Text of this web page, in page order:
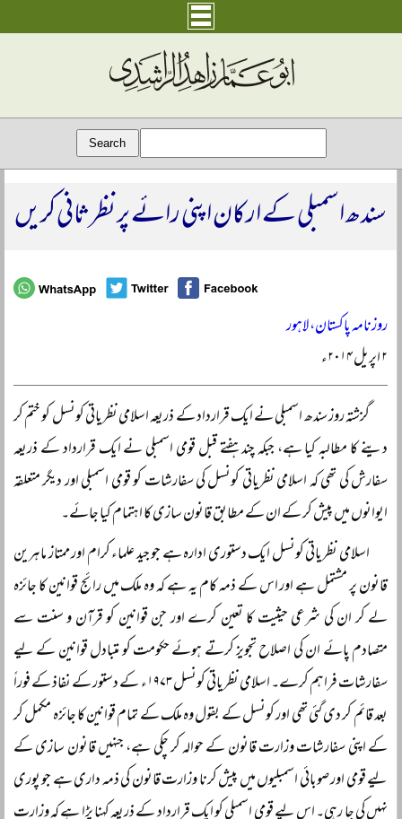
سندھ اسمبلی کے ارکان اپنی رائے پر نظر ثانی کریں
روزنامہ پاکستان، لاہور
۲ اپریل ۲۰۱۴ء
گزشتہ روز سندھ اسمبلی نے ایک قرارداد کے ذریعہ اسلامی نظریاتی کونسل کو ختم کر
دینے کا مطالبہ کیا ہے، جبکہ چند ہفتے قبل قومی اسمبلی نے ایک قرارداد کے ذریعہ
سفارش کی تھی کہ اسلامی نظریاتی کونسل کی سفارشات کو قومی اسمبلی اور دیگر متعلقہ
ایوانوں میں پیش کر کے ان کے مطابق قانون سازی کا اہتمام کیا جائے۔
اسلامی نظریاتی کونسل ایک دستوری ادارہ ہے جو جید علماء کرام اور ممتاز ماہرین
قانون پر مشتمل ہے اور اس کے ذمہ کام یہ ہے کہ وہ ملک میں رائج قوانین کا جائزہ
لے کر ان کی شرعی حیثیت کا تعین کرے اور جن قوانین کو قرآن و سنت سے
متصادم پائے ان کی اصلاح تجویز کرتے ہوئے حکومت کو متبادل قوانین کے لیے
سفارشات فراہم کرے۔ اسلامی نظریاتی کونسل ۱۹۷۳ء کے دستور کے نفاذ کے فوراً
بعد قائم کر دی گئی تھی اور کونسل کے بقول وہ ملک کے تمام قوانین کا جائزہ مکمل کر
کے اپنی سفارشات وزارت قانون کے حوالہ کر چکی ہے، جنہیں قانون سازی کے
لیے قومی اور صوبائی اسمبلیوں میں پیش کرنا وزارت قانون کی ذمہ داری ہے جو پوری